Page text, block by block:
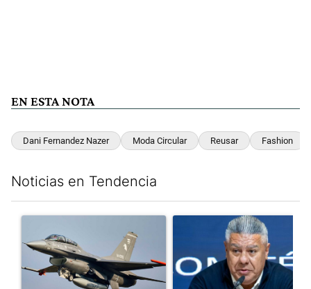
EN ESTA NOTA
Dani Fernandez Nazer Moda Circular Reusar Fashion
Noticias en Tendencia
Un artículo de tendencia con el título "Los aviones F 16
Un artículo de tendencia con